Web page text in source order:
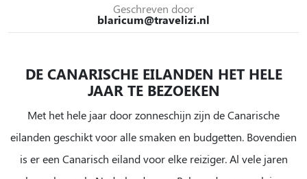
Geschreven door
blaricum@travelizi.nl
DE CANARISCHE EILANDEN HET HELE
JAAR TE BEZOEKEN
Met het hele jaar door zonneschijn zijn de Canarische
eilanden geschikt voor alle smaken en budgetten. Bovendien
is er een Canarisch eiland voor elke reiziger. Al vele jaren